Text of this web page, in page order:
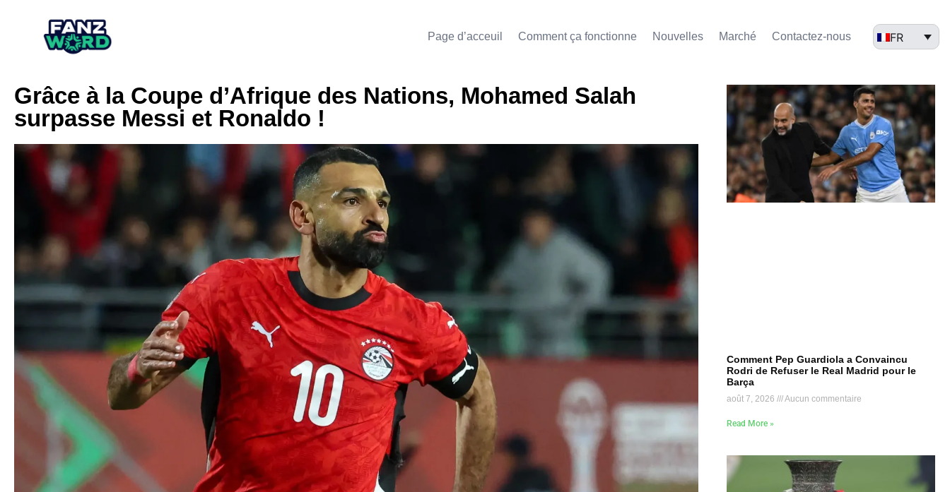
Page d’acceuil Comment ça fonctionne Nouvelles Marché​ Contactez-nous FR
Grâce à la Coupe d’Afrique des Nations, Mohamed Salah
surpasse Messi et Ronaldo !
Comment Pep Guardiola a Convaincu
Rodri de Refuser le Real Madrid pour le
Barça
août 7, 2026 Aucun commentaire
Read More »